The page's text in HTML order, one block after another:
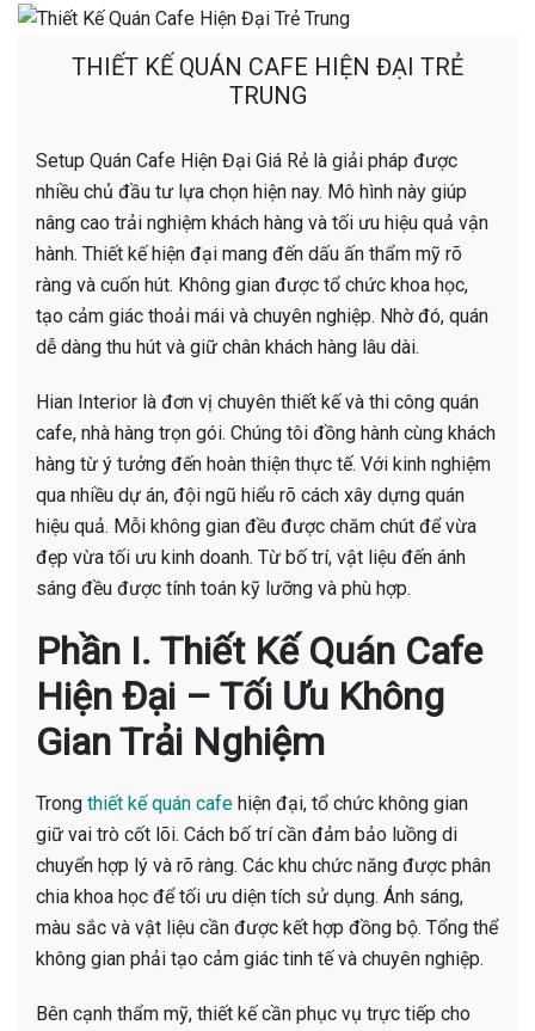
THIẾT KẾ QUÁN CAFE HIỆN ĐẠI TRẺ
TRUNG
Setup Quán Cafe Hiện Đại Giá Rẻ là giải pháp được
nhiều chủ đầu tư lựa chọn hiện nay. Mô hình này giúp
nâng cao trải nghiệm khách hàng và tối ưu hiệu quả vận
hành. Thiết kế hiện đại mang đến dấu ấn thẩm mỹ rõ
ràng và cuốn hút. Không gian được tổ chức khoa học,
tạo cảm giác thoải mái và chuyên nghiệp. Nhờ đó, quán
dễ dàng thu hút và giữ chân khách hàng lâu dài.
Hian Interior là đơn vị chuyên thiết kế và thi công quán
cafe, nhà hàng trọn gói. Chúng tôi đồng hành cùng khách
hàng từ ý tưởng đến hoàn thiện thực tế. Với kinh nghiệm
qua nhiều dự án, đội ngũ hiểu rõ cách xây dựng quán
hiệu quả. Mỗi không gian đều được chăm chút để vừa
đẹp vừa tối ưu kinh doanh. Từ bố trí, vật liệu đến ánh
sáng đều được tính toán kỹ lưỡng và phù hợp.
Phần I. Thiết Kế Quán Cafe
Hiện Đại – Tối Ưu Không
Gian Trải Nghiệm
Trong thiết kế quán cafe hiện đại, tổ chức không gian
giữ vai trò cốt lõi. Cách bố trí cần đảm bảo luồng di
chuyển hợp lý và rõ ràng. Các khu chức năng được phân
chia khoa học để tối ưu diện tích sử dụng. Ánh sáng,
màu sắc và vật liệu cần được kết hợp đồng bộ. Tổng thể
không gian phải tạo cảm giác tinh tế và chuyên nghiệp.
Bên cạnh thẩm mỹ, thiết kế cần phục vụ trực tiếp cho